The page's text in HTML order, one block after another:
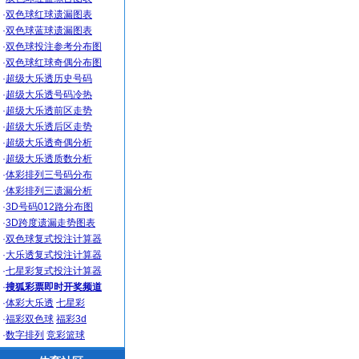
·双色球红球遗漏图表
·双色球蓝球遗漏图表
·双色球投注参考分布图
·双色球红球奇偶分布图
·超级大乐透历史号码
·超级大乐透号码冷热
·超级大乐透前区走势
·超级大乐透后区走势
·超级大乐透奇偶分析
·超级大乐透质数分析
·体彩排列三号码分布
·体彩排列三遗漏分析
·3D号码012路分布图
·3D跨度遗漏走势图表
·双色球复式投注计算器
·大乐透复式投注计算器
·七星彩复式投注计算器
·搜狐彩票即时开奖频道
·体彩大乐透 七星彩
·福彩双色球 福彩3d
·数字排列 竞彩篮球